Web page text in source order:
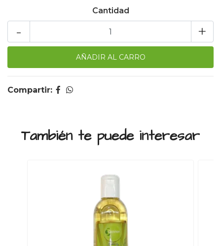
Cantidad
+
-
Compartir:
También te puede interesar